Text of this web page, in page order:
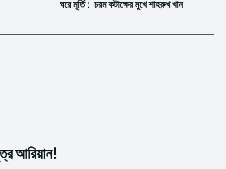
ঘরে মূর্তি : চরম কটাক্ষের মুখে শাহরুখ খান
আরিয়ান!